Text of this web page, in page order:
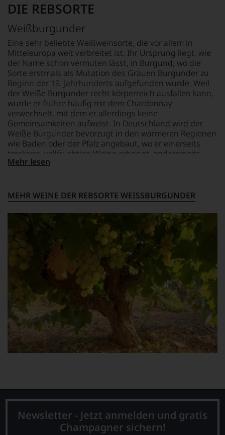
Punkte-
System.
Wir
freuen
uns
sehr
Ihnen
auf
diesem
Weg
eine
weitere
Hilfe
an
die
Hand
geben
zu
richtigen
Wein
zu
finden.
DIE REBSORTE
Weißburgunder
Eine sehr beliebte Weißweinsorte, die vor allem in
Mitteleuropa weit verbreitet ist. Ihr Ursprung liegt, wie
der Name schon vermuten lässt, in Burgund, wo die
Sorte erstmals als Mutation des Grauen Burgunder zu
Beginn der 19. Jahrhunderts aufgefunden wurde. Weil
der Weiße Burgunder recht körperreich ausfallen kann,
wurde er frühre häufig mit dem Chardonnay
verwechselt, mit dem er allerdings keine
Gemeinsamkeiten aufweist. In Deutschland wird der
Weiße Burgunder bevorzugt in den wärmeren Regionen
wie Baden oder der Pfalz angebaut, wo er einerseits
trockene, vollfruchtige Weine erbringt, andererseits
aber wegen seines recht vollen Körpers auch für den
Mehr lesen
MEHR WEINE DER REBSORTE WEISSBURGUNDER
Newsletter - Jetzt anmelden und gratis
Champagner sichern!